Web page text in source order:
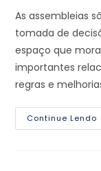
As assembleias
tomada de
espaço que
importantes
regras e
Continue Lendo